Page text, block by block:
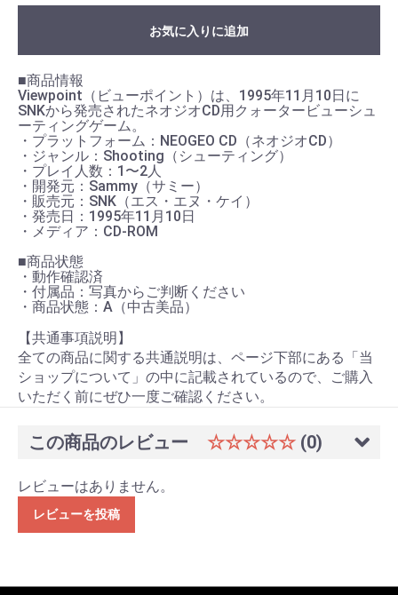
お気に入りに追加
■商品情報
Viewpoint（ビューポイント）は、1995年11月10日に
SNKから発売されたネオジオCD用クォータービューシュ
ーティングゲーム。
・プラットフォーム：NEOGEO CD（ネオジオCD）
・ジャンル：Shooting（シューティング）
・プレイ人数：1〜2人
・開発元：Sammy（サミー）
・販売元：SNK（エス・エヌ・ケイ）
・発売日：1995年11月10日
・メディア：CD-ROM
■商品状態
・動作確認済
・付属品：写真からご判断ください
・商品状態：A（中古美品）
【共通事項説明】
全ての商品に関する共通説明は、ページ下部にある「当
ショップについて」の中に記載されているので、ご購入
いただく前にぜひ一度ご確認ください。
この商品のレビュー ☆☆☆☆☆ (0)
レビューはありません。
レビューを投稿